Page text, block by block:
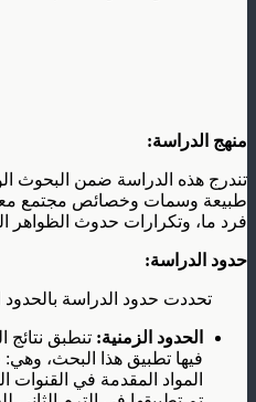
منهج الدراسة:
تندرج هذه الدراسة ضمن البحوث
طبيعة وسمات وخصائص مجتمع
فرد ما، وتكرارات حدوث الظواهر
حدود الدراسة:
تحددت حدود الدراسة بالحدود
الحدود الزمنية: تنطبق نتائج
فيها تطبيق هذا البحث،
المواد المقدمة في القنوات